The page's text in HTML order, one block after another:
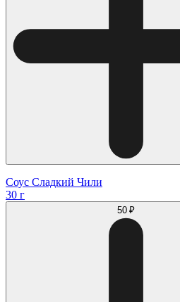
Соус Сладкий Чили
30 г
50 ₽